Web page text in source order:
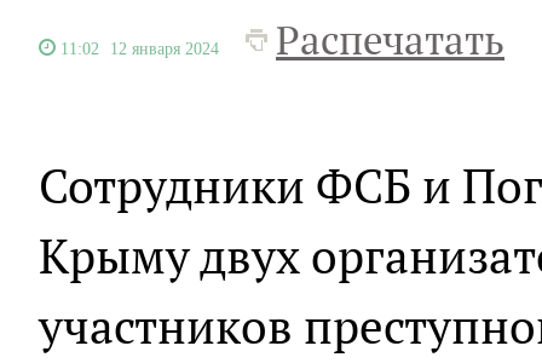
11:02 12 января 2024 Распечатать
Сотрудники ФСБ и
Крыму двух
участников